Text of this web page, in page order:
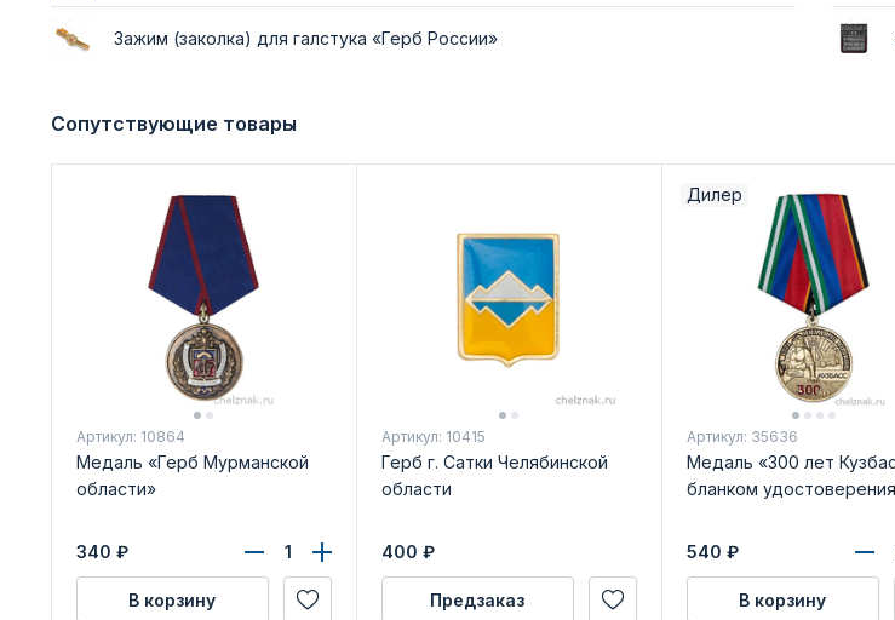
Зажим (заколка) для галстука «Герб России»
Сопутствующие товары
Артикул: 10864
Медаль «Герб Мурманской
области»
340 ₽
В корзину
Артикул: 10415
Герб г. Сатки Челябинской
области
400 ₽
Предзаказ
Дилер
Артикул: 35636
Медаль «300 лет
бланком удостоверения
540 ₽
В корзину